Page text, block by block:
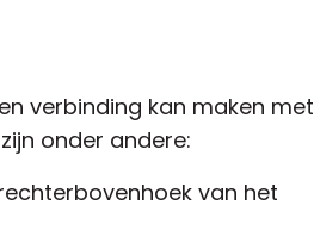
verbinding kan maken met
onder andere:
van het